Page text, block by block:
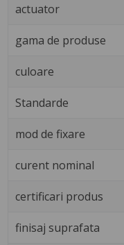
actuator
gama de produse
culoare
Standarde
mod de fixare
curent nominal
certificari produs
finisaj suprafata